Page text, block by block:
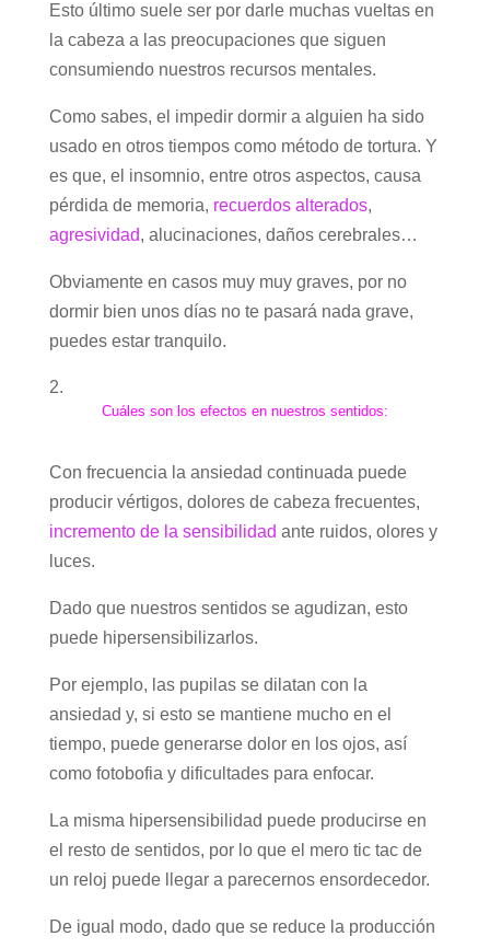
Esto último suele ser por darle muchas vueltas en
la cabeza a las preocupaciones que siguen
consumiendo nuestros recursos mentales.
Como sabes, el impedir dormir a alguien ha sido
usado en otros tiempos como método de tortura. Y
es que, el insomnio, entre otros aspectos, causa
pérdida de memoria, recuerdos alterados,
agresividad, alucinaciones, daños cerebrales…
Obviamente en casos muy muy graves, por no
dormir bien unos días no te pasará nada grave,
puedes estar tranquilo.
Cuáles son los efectos en nuestros sentidos:
Con frecuencia la ansiedad continuada puede
producir vértigos, dolores de cabeza frecuentes,
incremento de la sensibilidad ante ruidos, olores y
luces.
Dado que nuestros sentidos se agudizan, esto
puede hipersensibilizarlos.
Por ejemplo, las pupilas se dilatan con la
ansiedad y, si esto se mantiene mucho en el
tiempo, puede generarse dolor en los ojos, así
como fotobofia y dificultades para enfocar.
La misma hipersensibilidad puede producirse en
el resto de sentidos, por lo que el mero tic tac de
un reloj puede llegar a parecernos ensordecedor.
De igual modo, dado que se reduce la producción